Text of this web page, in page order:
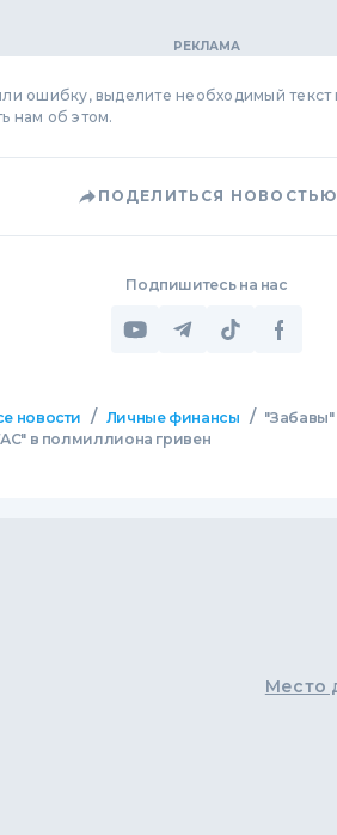
ошибку, выделите необходимый текст
нам об этом.
ПОДЕЛИТЬСЯ НОВОСТЬЮ
Подпишитесь на нас
новости / Личные финансы / "Забавы"
в полмиллиона гривен
Место